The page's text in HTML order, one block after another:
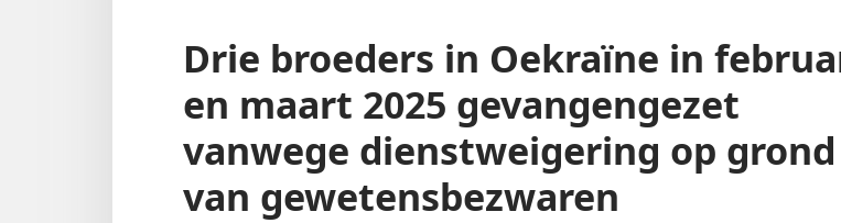
Drie broeders in Oekraïne in
en maart 2025 gevangengezet
vanwege dienstweigering op grond
van gewetensbezwaren